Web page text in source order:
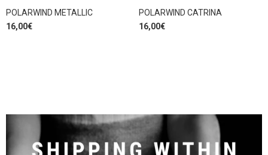
POLARWIND METALLIC
16,00€
POLARWIND CATRINA
16,00€